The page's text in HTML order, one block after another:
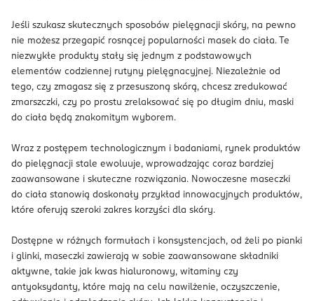
Jeśli szukasz skutecznych sposobów pielęgnacji skóry, na pewno
nie możesz przegapić rosnącej popularności masek do ciała. Te
niezwykłe produkty stały się jednym z podstawowych
elementów codziennej rutyny pielęgnacyjnej. Niezależnie od
tego, czy zmagasz się z przesuszoną skórą, chcesz zredukować
zmarszczki, czy po prostu zrelaksować się po długim dniu, maski
do ciała będą znakomitym wyborem.
Wraz z postępem technologicznym i badaniami, rynek produktów
do pielęgnacji stale ewoluuje, wprowadzając coraz bardziej
zaawansowane i skuteczne rozwiązania. Nowoczesne maseczki
do ciała stanowią doskonały przykład innowacyjnych produktów,
które oferują szeroki zakres korzyści dla skóry.
Dostępne w różnych formułach i konsystencjach, od żeli po pianki
i glinki, maseczki zawierają w sobie zaawansowane składniki
aktywne, takie jak kwas hialuronowy, witaminy czy
antyoksydanty, które mają na celu nawilżenie, oczyszczenie,